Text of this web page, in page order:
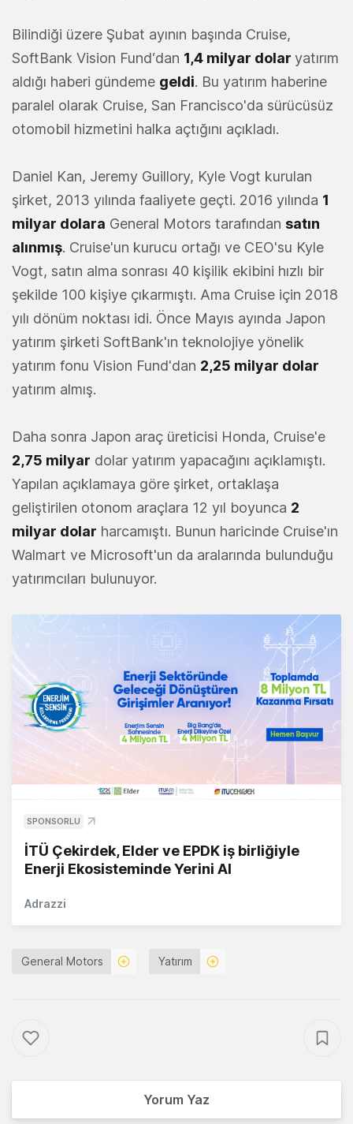
Bilindiği üzere Şubat ayının başında Cruise,
SoftBank Vision Fund‘dan 1,4 milyar dolar yatırım
aldığı haberi gündeme geldi. Bu yatırım haberine
paralel olarak Cruise, San Francisco'da sürücüsüz
otomobil hizmetini halka açtığını açıkladı.
Daniel Kan, Jeremy Guillory, Kyle Vogt kurulan
şirket, 2013 yılında faaliyete geçti. 2016 yılında 1
milyar dolara General Motors tarafından satın
alınmış. Cruise'un kurucu ortağı ve CEO'su Kyle
Vogt, satın alma sonrası 40 kişilik ekibini hızlı bir
şekilde 100 kişiye çıkarmıştı. Ama Cruise için 2018
yılı dönüm noktası idi. Önce Mayıs ayında Japon
yatırım şirketi SoftBank'ın teknolojiye yönelik
yatırım fonu Vision Fund'dan 2,25 milyar dolar
yatırım almış.
Daha sonra Japon araç üreticisi Honda, Cruise'e
2,75 milyar dolar yatırım yapacağını açıklamıştı.
Yapılan açıklamaya göre şirket, ortaklaşa
geliştirilen otonom araçlara 12 yıl boyunca 2
milyar dolar harcamıştı. Bunun haricinde Cruise'ın
Walmart ve Microsoft'un da aralarında bulunduğu
yatırımcıları bulunuyor.
SPONSORLU
İTÜ Çekirdek, Elder ve EPDK iş birliğiyle
Enerji Ekosisteminde Yerini Al
Adrazzi
General Motors Yatırım
Yorum Yaz